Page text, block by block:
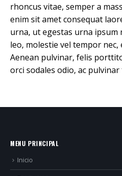
rhoncus vitae, semper a
enim sit amet consequat
urna, ut egestas urna ipsum
leo, molestie vel tempor nec,
Aenean pulvinar, felis
orci sodales odio, ac pulvinar
MENU PRINCIPAL
Inicio